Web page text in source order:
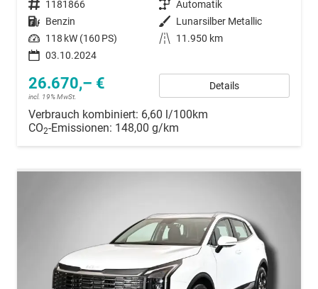
Fahrzeugnummer 1181866 Getriebe Automatik
Kraftstoff Benzin Außenfarbe Lunarsilber Metallic
Leistung 118 kW (160 PS) Kilometerstand
11.950 km
03.10.2024
26.670,– €
incl. 19% MwSt.
Details
Verbrauch kombiniert: 6,60 l/100km
CO2-Emissionen: 148,00 g/km